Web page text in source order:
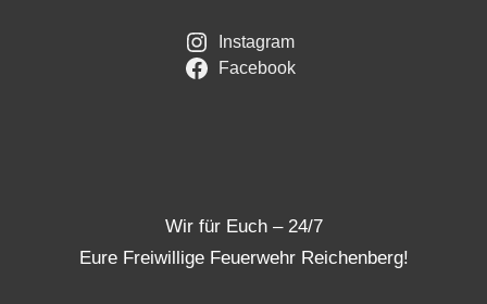
Instagram
Facebook
Wir für Euch – 24/7
Eure Freiwillige Feuerwehr Reichenberg!